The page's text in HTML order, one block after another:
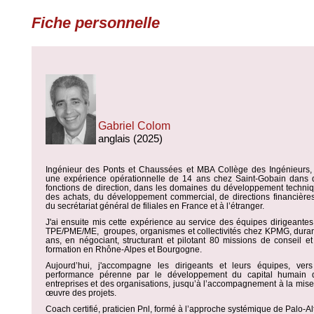
Fiche personnelle
Gabriel Colom
anglais (2025)
Ingénieur des Ponts et Chaussées et MBA Collège des
une expérience opérationnelle de 14 ans chez Saint-Gobain dans
fonctions de direction, dans les domaines du développement
des achats, du développement commercial, de directions
du secrétariat général de filiales en France et à l’étranger.
J'ai ensuite mis cette expérience au service des équipes
TPE/PME/ME, groupes, organismes et collectivités chez KPMG,
ans, en négociant, structurant et pilotant 80 missions de conseil
formation en Rhône-Alpes et Bourgogne.
Aujourd’hui, j'accompagne les dirigeants et leurs équipes,
performance pérenne par le développement du capital humain
entreprises et des organisations, jusqu’à l’accompagnement à la
œuvre des projets.
Coach certifié, praticien Pnl, formé à l’approche systémique de Palo-